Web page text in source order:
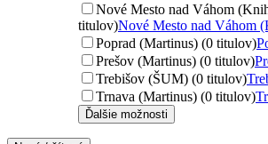
Nové Mesto nad Váhom
titulov)Nové Mesto nad Váhom
Poprad (Martinus) (0 titulov)
Prešov (Martinus) (0 titulov)
Trebišov (ŠUM) (0 titulov)
Trnava (Martinus) (0 titulov)
Ďalšie možnosti